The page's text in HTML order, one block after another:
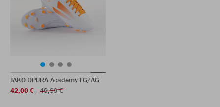
JAKO OPURA Academy FG/AG
42,00 €
49,99 €